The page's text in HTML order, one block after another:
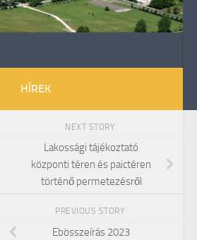
HÍREK
NEXT STORY
Lakossági tájékoztató
központi téren és paictéren
történő permetezésről
PREVIOUS STORY
Ebösszeírás 2023